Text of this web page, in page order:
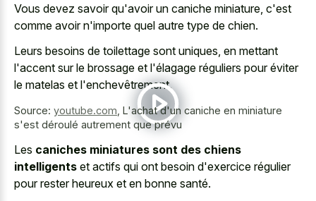
Vous devez savoir qu'avoir un caniche miniature, c'est
comme avoir n'importe quel autre type de chien.
Leurs besoins de toilettage sont uniques, en mettant
l'accent sur le brossage et l'élagage réguliers pour éviter
le matelas et l'enchevêtrement.
Source: youtube.com L'achat d'un caniche en miniature
s'est déroulé autrement que prévu
Les caniches miniatures sont des chiens
intelligents et actifs qui ont besoin d'exercice régulier
pour rester heureux et en bonne santé.